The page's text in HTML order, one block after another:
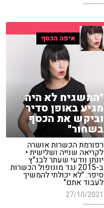
איפה הכסף
"המשגיח לא היה
מגיע באופן סדיר
וביקש את הכסף
בשחור"
רפורמת הכשרות אושרה
לקריאה שנייה ושלישית •
יונתן וודעי שעתר לבג"ץ
ב-2015 נגד מונופול הכשרות
סיפר: "לא יכולתי להמשיך
לעבוד אתם"
27/10/2021